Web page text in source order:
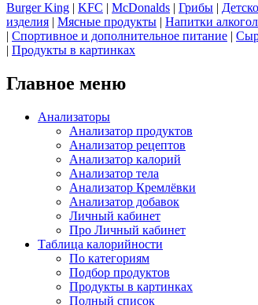
Burger King | KFC | McDonalds | Грибы |
изделия | Мясные продукты | Напитки
| Спортивное и дополнительное питание |
| Продукты в картинках
Главное меню
Анализаторы
Анализатор продуктов
Анализатор рецептов
Анализатор калорий
Анализатор тела
Анализатор Кремлёвки
Анализатор добавок
Личный кабинет
Про Личный кабинет
Таблица калорийности
По категориям
Подбор продуктов
Продукты в картинках
Полный список